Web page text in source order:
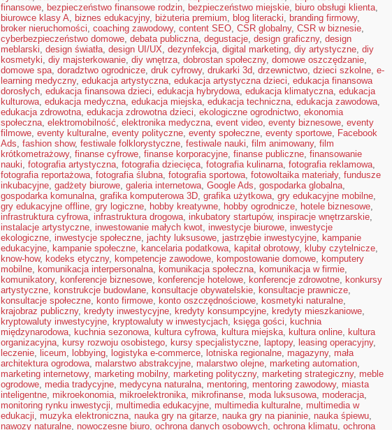
finansowe, bezpieczeństwo finansowe rodzin, bezpieczeństwo miejskie, biuro obsługi klienta,
biurowce klasy A, biznes edukacyjny, biżuteria premium, blog literacki, branding firmowy,
broker nieruchomości, coaching zawodowy, content SEO, CSR globalny, CSR w biznesie,
cyberbezpieczeństwo domowe, debata publiczna, degustacje, design graficzny, design
meblarski, design światła, design UI/UX, dezynfekcja, digital marketing, diy artystyczne, diy
kosmetyki, diy majsterkowanie, diy wnętrza, dobrostan społeczny, domowe oszczędzanie,
domowe spa, doradztwo ogrodnicze, druk cyfrowy, drukarki 3d, drzewnictwo, dzieci szkolne, e-
learning medyczny, edukacja artystyczna, edukacja artystyczna dzieci, edukacja finansowa
dorosłych, edukacja finansowa dzieci, edukacja hybrydowa, edukacja klimatyczna, edukacja
kulturowa, edukacja medyczna, edukacja miejska, edukacja techniczna, edukacja zawodowa,
edukacja zdrowotna, edukacja zdrowotna dzieci, ekologiczne ogrodnictwo, ekonomia
społeczna, elektromobilność, elektronika medyczna, event video, eventy biznesowe, eventy
filmowe, eventy kulturalne, eventy polityczne, eventy społeczne, eventy sportowe, Facebook
Ads, fashion show, festiwale folklorystyczne, festiwale nauki, film animowany, film
krótkometrażowy, finanse cyfrowe, finanse korporacyjne, finanse publiczne, finansowanie
nauki, fotografia artystyczna, fotografia dziecięca, fotografia kulinarna, fotografia reklamowa,
fotografia reportażowa, fotografia ślubna, fotografia sportowa, fotowoltaika materiały, fundusze
inkubacyjne, gadżety biurowe, galeria internetowa, Google Ads, gospodarka globalna,
gospodarka komunalna, grafika komputerowa 3D, grafika użytkowa, gry edukacyjne mobilne,
gry edukacyjne offline, gry logiczne, hobby kreatywne, hobby ogrodnicze, hotele biznesowe,
infrastruktura cyfrowa, infrastruktura drogowa, inkubatory startupów, inspiracje wnętrzarskie,
instalacje artystyczne, inwestowanie małych kwot, inwestycje biurowe, inwestycje
ekologiczne, inwestycje społeczne, jachty luksusowe, jastrzębie inwestycyjne, kampanie
edukacyjne, kampanie społeczne, kancelaria podatkowa, kapitał obrotowy, kluby czytelnicze,
know-how, kodeks etyczny, kompetencje zawodowe, kompostowanie domowe, komputery
mobilne, komunikacja interpersonalna, komunikacja społeczna, komunikacja w firmie,
komunikatory, konferencje biznesowe, konferencje hotelowe, konferencje zdrowotne, konkursy
artystyczne, konstrukcje budowlane, konsultacje obywatelskie, konsultacje prawnicze,
konsultacje społeczne, konto firmowe, konto oszczędnościowe, kosmetyki naturalne,
krajobraz publiczny, kredyty inwestycyjne, kredyty konsumpcyjne, kredyty mieszkaniowe,
kryptowaluty inwestycyjne, kryptowaluty w inwestycjach, księga gości, kuchnia
międzynarodowa, kuchnia sezonowa, kultura cyfrowa, kultura miejska, kultura online, kultura
organizacyjna, kursy rozwoju osobistego, kursy specjalistyczne, laptopy, leasing operacyjny,
leczenie, liceum, lobbying, logistyka e-commerce, lotniska regionalne, magazyny, mała
architektura ogrodowa, malarstwo abstrakcyjne, malarstwo olejne, marketing automation,
marketing internetowy, marketing mobilny, marketing polityczny, marketing strategiczny, meble
ogrodowe, media tradycyjne, medycyna naturalna, mentoring, mentoring zawodowy, miasta
inteligentne, mikroekonomia, mikroelektronika, mikrofinanse, moda luksusowa, moderacja,
monitoring rynku inwestycji, multimedia edukacyjne, multimedia kulturalne, multimedia w
edukacji, muzyka elektroniczna, nauka gry na gitarze, nauka gry na pianinie, nauka śpiewu,
nawozy naturalne, nowoczesne biuro, ochrona danych osobowych, ochrona klimatu, ochrona